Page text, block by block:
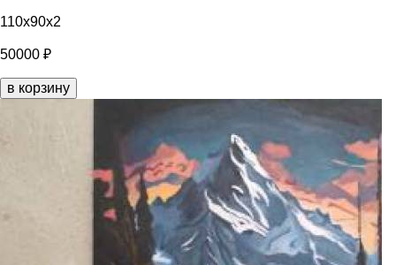
110x90x2
50000 ₽
в корзину